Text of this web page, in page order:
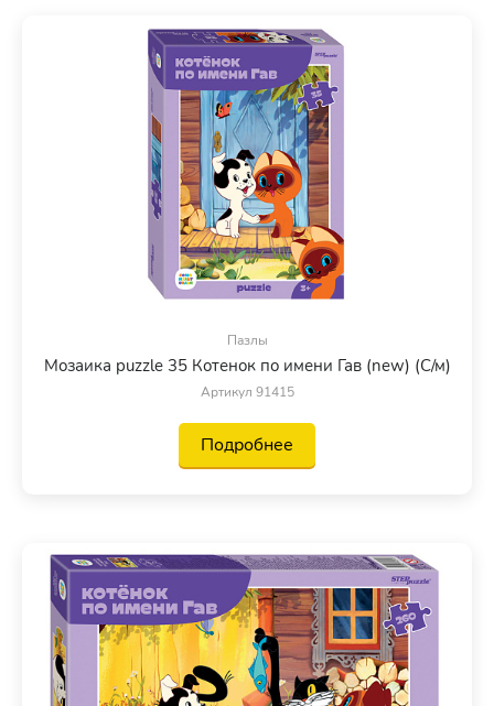
Пазлы
Мозаика puzzle 35 Котенок по имени Гав (new) (С/м)
Артикул 91415
Подробнее